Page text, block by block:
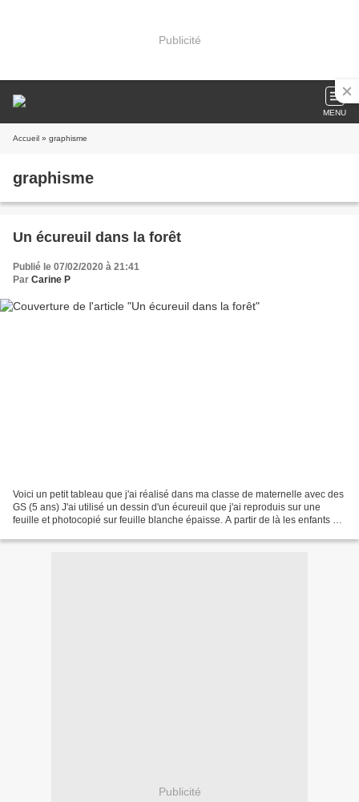
Publicité
MENU
Accueil » graphisme
graphisme
Un écureuil dans la forêt
Publié le 07/02/2020 à 21:41
Par Carine P
Voici un petit tableau que j'ai réalisé dans ma classe de maternelle avec des
GS (5 ans) J'ai utilisé un dessin d'un écureuil que j'ai reproduis sur une
feuille et photocopié sur feuille blanche épaisse. A partir de là les enfants ont
Publicité